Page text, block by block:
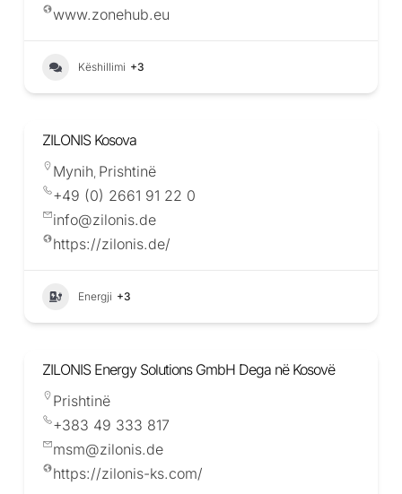
www.zonehub.eu
Këshillimi +3
ZILONIS Kosova
Mynih, Prishtinë
+49 (0) 2661 91 22 0
info@zilonis.de
https://zilonis.de/
Energji +3
ZILONIS Energy Solutions GmbH Dega në Kosovë
Prishtinë
+383 49 333 817
msm@zilonis.de
https://zilonis-ks.com/